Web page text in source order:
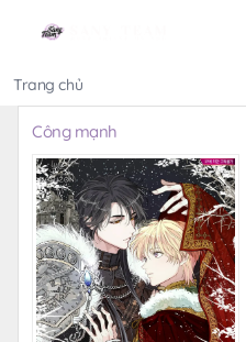
Trang chủ
Công mạnh